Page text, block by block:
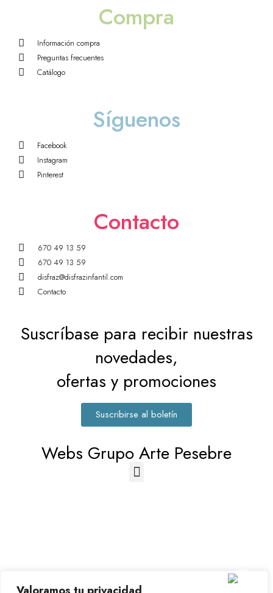
Compra
Información compra
Preguntas frecuentes
Catálogo
Síguenos
Facebook
Instagram
Pinterest
Contacto
670 49 13 59
670 49 13 59
disfraz@disfrazinfantil.com
Contacto
Suscríbase para recibir nuestras
novedades,
ofertas y promociones
Suscribirse al boletín
Webs Grupo Arte Pesebre